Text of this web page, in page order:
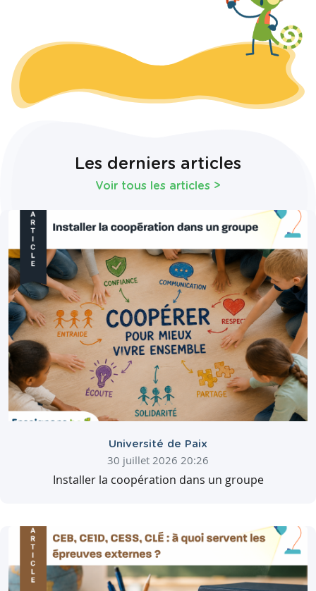
Les derniers articles
Voir tous les articles >
Université de Paix
30 juillet 2026 20:26
Installer la coopération dans un groupe